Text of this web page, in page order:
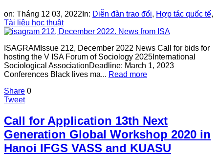
on: Tháng 12 03, 2022 In: Diễn đàn trao đổi, Hợp tác quốc tế,
Tài liệu học thuật
ISAGRAMIssue 212, December 2022 News Call for bids for
hosting the V ISA Forum of Sociology 2025International
Sociological AssociationDeadline: March 1, 2023
Conferences Black lives ma... Read more
Share 0
Tweet
Call for Application 13th Next
Generation Global Workshop 2020 in
Hanoi IFGS VASS and KUASU